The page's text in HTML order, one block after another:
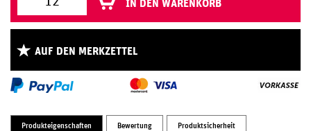
IN DEN WARENKORB
AUF DEN MERKZETTEL
Produkteigenschaften Bewertung Produktsicherheit